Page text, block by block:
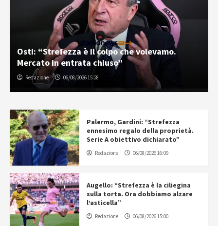
Osti: “Strefezza è il colpo che volevamo.
Mercato in entrata chiuso”
Redazione 06/08/2026 15:28
Palermo, Gardini: “Strefezza
ennesimo regalo della proprietà.
Serie A obiettivo dichiarato”
Redazione 06/08/2026 16:09
Augello: “Strefezza è la ciliegina
sulla torta. Ora dobbiamo alzare
l’asticella”
Redazione 06/08/2026 15:00